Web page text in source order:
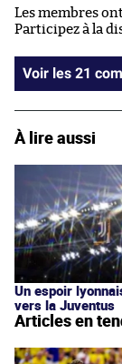
Les membres
Participez à la
Voir
À lire aussi
Un espoir
vers la Juventus
Articles en